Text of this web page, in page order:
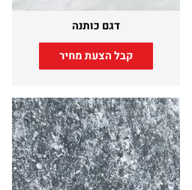
דגם כותנה
קבל הצעת מחיר